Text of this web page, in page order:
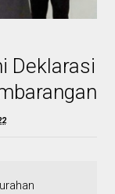
Deklarasi